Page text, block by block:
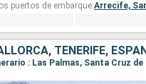
puertos de embarque:Arrecife,
TENERIFE,